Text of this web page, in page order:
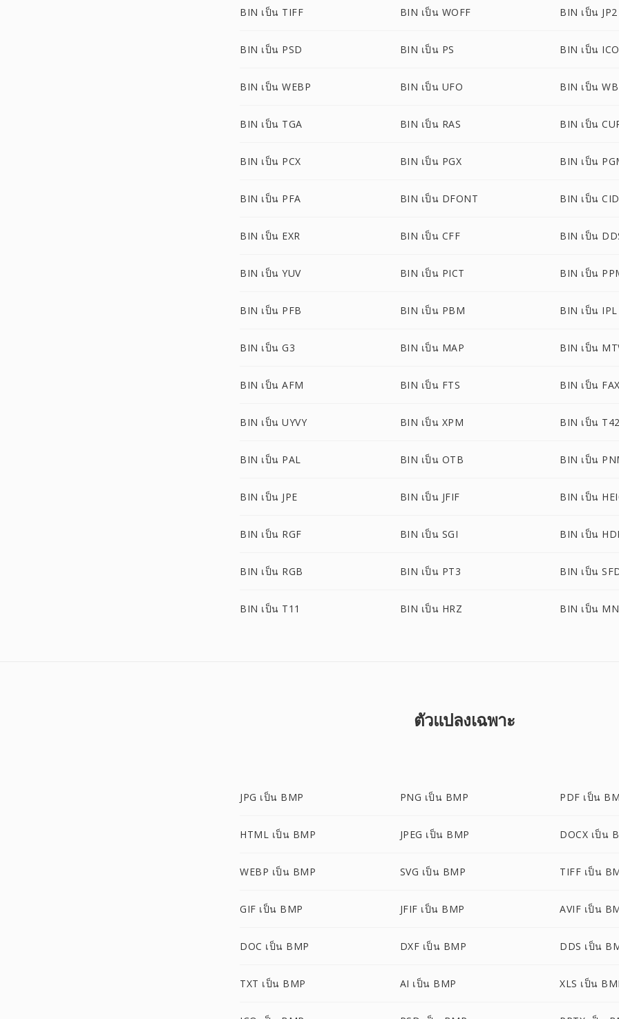
BIN เป็น TIFF BIN เป็น WOFF BIN เป็น JP2
BIN เป็น PSD BIN เป็น PS BIN เป็น ICO
BIN เป็น WEBP BIN เป็น UFO BIN เป็น
BIN เป็น TGA BIN เป็น RAS BIN เป็น
BIN เป็น PCX BIN เป็น PGX BIN เป็น
BIN เป็น PFA BIN เป็น DFONT BIN เป็น CID
BIN เป็น EXR BIN เป็น CFF BIN เป็น
BIN เป็น YUV BIN เป็น PICT BIN เป็น
BIN เป็น PFB BIN เป็น PBM BIN เป็น IPL
BIN เป็น G3 BIN เป็น MAP BIN เป็น
BIN เป็น AFM BIN เป็น FTS BIN เป็น FAX
BIN เป็น UYVY BIN เป็น XPM BIN เป็น T42
BIN เป็น PAL BIN เป็น OTB BIN เป็น
BIN เป็น JPE BIN เป็น JFIF BIN เป็น
BIN เป็น RGF BIN เป็น SGI BIN เป็น
BIN เป็น RGB BIN เป็น PT3 BIN เป็น
BIN เป็น T11 BIN เป็น HRZ BIN เป็น
ตัวแปลงเฉพาะ
JPG เป็น BMP PNG เป็น BMP PDF เป็น
HTML เป็น BMP JPEG เป็น BMP DOCX เป็น
WEBP เป็น BMP SVG เป็น BMP TIFF เป็น
GIF เป็น BMP JFIF เป็น BMP AVIF เป็น
DOC เป็น BMP DXF เป็น BMP DDS เป็น
TXT เป็น BMP AI เป็น BMP XLS เป็น